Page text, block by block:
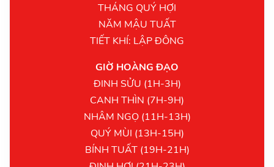
THÁNG QUÝ HỢI
NĂM MẬU TUẤT
TIẾT KHÍ: LẬP ĐÔNG
GIỜ HOÀNG ĐẠO
ĐINH SỬU (1H-3H)
CANH THÌN (7H-9H)
NHÂM NGỌ (11H-13H)
QUÝ MÙI (13H-15H)
BÍNH TUẤT (19H-21H)